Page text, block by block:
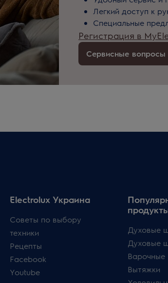
Легкий доступ к
Специальные
Регистрация в
Сервисные вопросы
Electrolux Украина
Советы по выбору
техники
Рецепты
Facebook
Youtube
Духовые
Духовые
Варочные
Вытяжки